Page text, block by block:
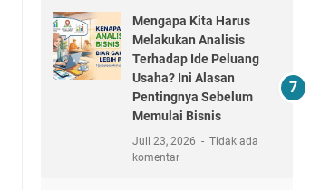
Mengapa Kita Harus
Melakukan Analisis
Terhadap Ide Peluang
Usaha? Ini Alasan
Pentingnya Sebelum
Memulai Bisnis
Juli 23, 2026
Tidak ada
komentar